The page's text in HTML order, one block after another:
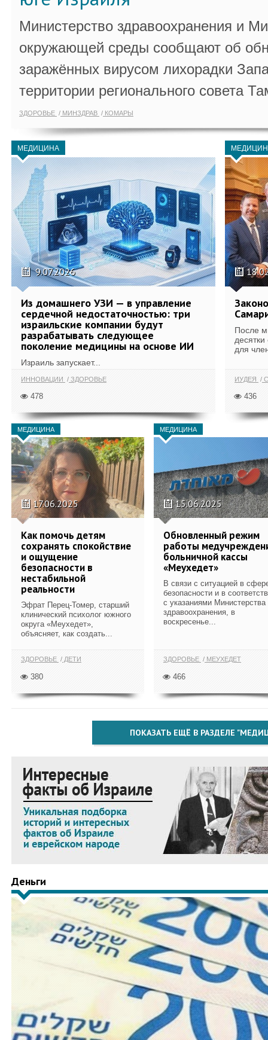
Министерство здравоохранения и
окружающей среды сообщают об
заражённых вирусом лихорадки
территории регионального совета
ЗДОРОВЬЕ МИНЗДРАВ КОМАРЫ
МЕДИЦИНА
9.07.2026
Из домашнего УЗИ — в управление
сердечной недостаточностью: три
израильские компании будут
разрабатывать следующее
поколение медицины на основе ИИ
Израиль запускает...
ИННОВАЦИИ ЗДОРОВЬЕ
478
После
для
ИУДЕЯ
436
МЕДИЦИНА
17.06.2025
Как помочь детям
сохранять спокойствие
и ощущение
безопасности в
нестабильной
реальности
Эфрат Перец-Томер, старший
клинический психолог южного
округа «Меухедет»,
объясняет, как создать...
ЗДОРОВЬЕ ДЕТИ
380
МЕДИЦИНА
15.06.2025
Обновленный режим
работы
больничной кассы
«Меухедет»
В связи с ситуацией в
безопасности и в
с указаниями Министерства
здравоохранения, в
воскресенье...
ЗДОРОВЬЕ МЕУХЕДЕТ
466
ПОКАЗАТЬ ЕЩЁ В РАЗДЕЛЕ
Деньги